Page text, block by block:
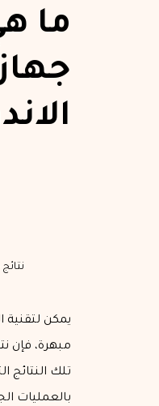
ما
يمكن لتقنية
مبهرة، فإن
تلك النتائج
بالعمليات